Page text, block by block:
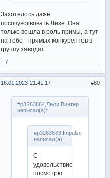
Захотелось даже
посочувствовать Лизе. Она
только вошла в роль примы, а тут
на тебе - прямых конкурентов в
группу заводят.
+7
80
16.01.2023 21:41:17
#p3263864,Леди Винтер
написал(а):
#p3263683,Impulse
написал(а):
С
удовольствием
посмотрю